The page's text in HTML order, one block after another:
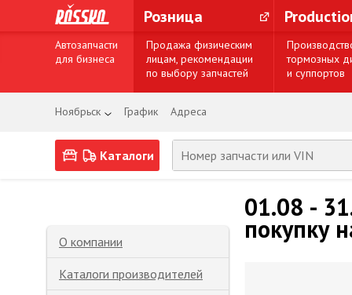
Розница
Автозапчасти
для бизнеса
Продажа физическим
лицам, рекомендации
по выбору запчастей
тормозных
и суппортов
Ноябрьск График Адреса
Каталоги
О компании
Каталоги производителей
01.08 -
покупку